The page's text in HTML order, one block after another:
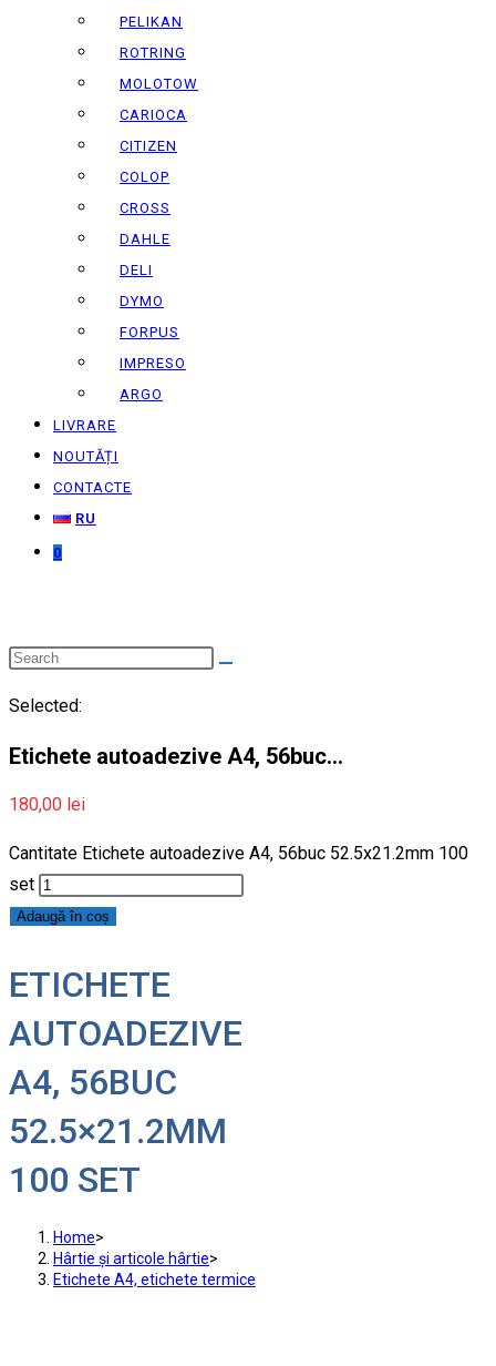
PELIKAN
ROTRING
MOLOTOW
CARIOCA
CITIZEN
COLOP
CROSS
DAHLE
DELI
DYMO
FORPUS
IMPRESO
ARGO
LIVRARE
NOUTĂȚI
CONTACTE
RU
0
Selected:
Etichete autoadezive A4, 56buc…
180,00 lei
Cantitate Etichete autoadezive A4, 56buc 52.5x21.2mm 100
set
Adaugă în coș
ETICHETE
AUTOADEZIVE
A4, 56BUC
52.5×21.2MM
100 SET
Home>
Hârtie și articole hârtie>
Etichete A4, etichete termice